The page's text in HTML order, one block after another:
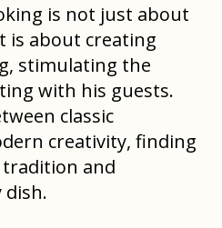
is not just about
is about creating
stimulating the
with his guests.
classic
creativity, finding
tradition and
dish.